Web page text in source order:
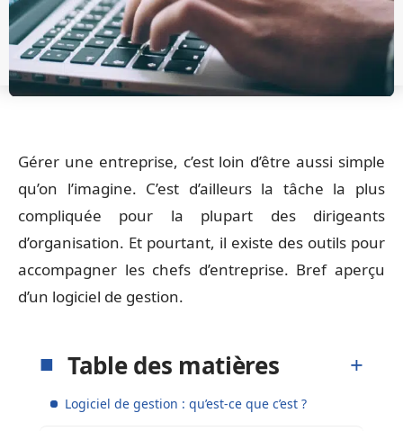
Gérer une entreprise, c’est loin d’être aussi simple
qu’on l’imagine. C’est d’ailleurs la tâche la plus
compliquée pour la plupart des dirigeants
d’organisation. Et pourtant, il existe des outils pour
accompagner les chefs d’entreprise. Bref aperçu
d’un logiciel de gestion.
Table des matières
Logiciel de gestion : qu’est-ce que c’est ?